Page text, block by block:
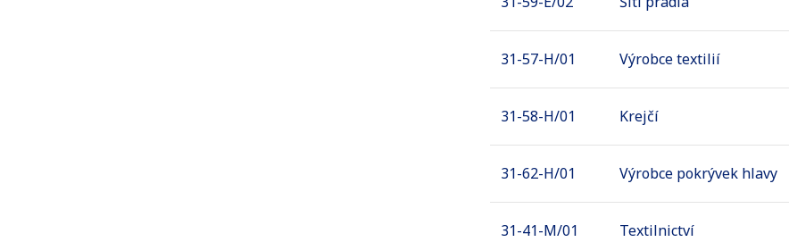
31-57-H/01 Výrobce textilií
31-58-H/01 Krejčí
31-62-H/01 Výrobce pokrývek hlavy
31-41-M/01 Textilnictví